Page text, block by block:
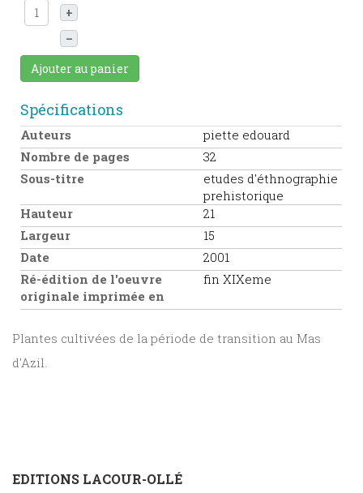
+
–
Ajouter au panier
Spécifications
Auteurs
piette edouard
Nombre de pages
32
Sous-titre
etudes d'éthnographie
prehistorique
Hauteur
21
Largeur
15
Date
2001
Ré-édition de l'oeuvre
originale imprimée en
fin XIXeme
Plantes cultivées de la période de transition au Mas
d'Azil.
EDITIONS LACOUR-OLLÉ